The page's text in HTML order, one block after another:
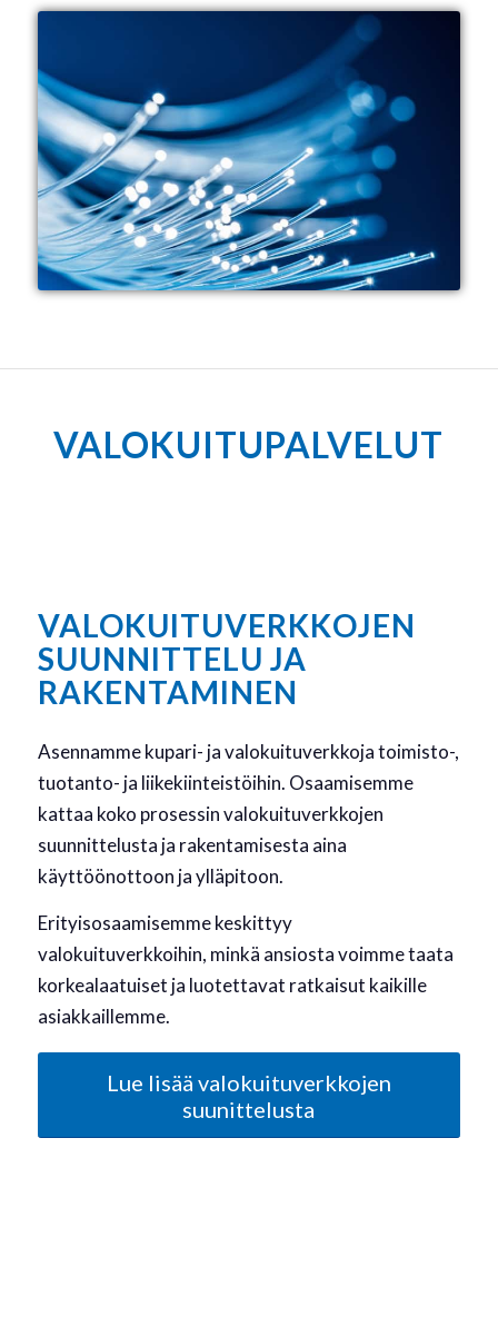
VALOKUITUPALVELUT
VALOKUITUVERKKOJEN
SUUNNITTELU JA
RAKENTAMINEN
Asennamme kupari- ja valokuituverkkoja toimisto-,
tuotanto- ja liikekiinteistöihin. Osaamisemme
kattaa koko prosessin valokuituverkkojen
suunnittelusta ja rakentamisesta aina
käyttöönottoon ja ylläpitoon.
Erityisosaamisemme keskittyy
valokuituverkkoihin, minkä ansiosta voimme taata
korkealaatuiset ja luotettavat ratkaisut kaikille
asiakkaillemme.
Lue lisää valokuituverkkojen
suunittelusta